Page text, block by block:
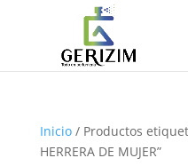
Inicio/ Productos
HERRERA DE MUJER”